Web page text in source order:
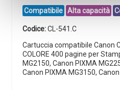
Compatibile Alta capacità
Codice:CL-541.C
Cartuccia compatibile Canon
COLORE 400 pagine per
MG2150, Canon PIXMA
Canon PIXMA MG3150, Canon